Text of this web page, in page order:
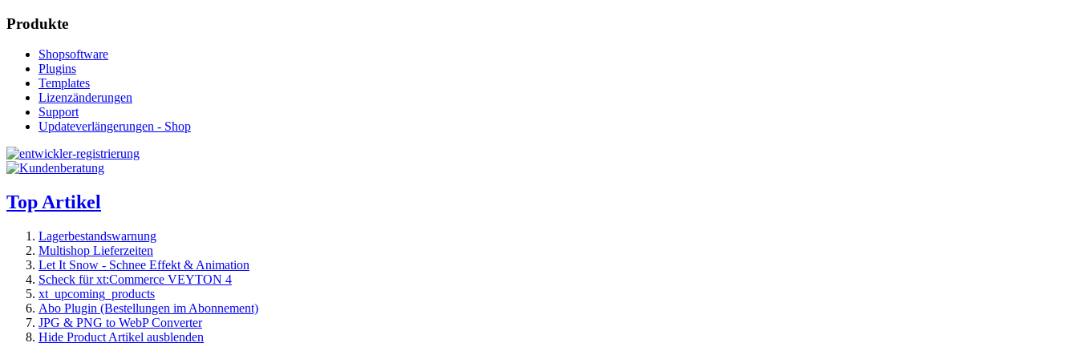
Produkte
Shopsoftware
Plugins
Templates
Lizenzänderungen
Support
Updateverlängerungen - Shop
Top Artikel
Lagerbestandswarnung
Multishop Lieferzeiten
Let It Snow - Schnee Effekt & Animation
Scheck für xt:Commerce VEYTON 4
xt_upcoming_products
Abo Plugin (Bestellungen im Abonnement)
JPG & PNG to WebP Converter
Hide Product Artikel ausblenden